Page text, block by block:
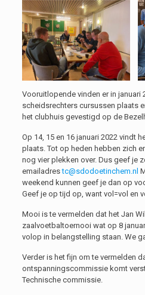
Vooruitlopende vinden er in januari
scheidsrechters cursussen plaats
het clubhuis gevestigd op de
Op 14, 15 en 16 januari 2022 vindt
plaats. Tot op heden hebben zich
nog vier plekken over. Dus geef je
emailadrestc@sdodoetinchem.nl
weekend kunnen geef je dan op
Geef je op tijd op, want vol=vol en
Mooi is te vermelden dat het Jan
zaalvoetbaltoernooi wat op 8
volop in belangstelling staan. We
Verder is het fijn om te vermelden
ontspanningscommissie komt
Technische commissie.